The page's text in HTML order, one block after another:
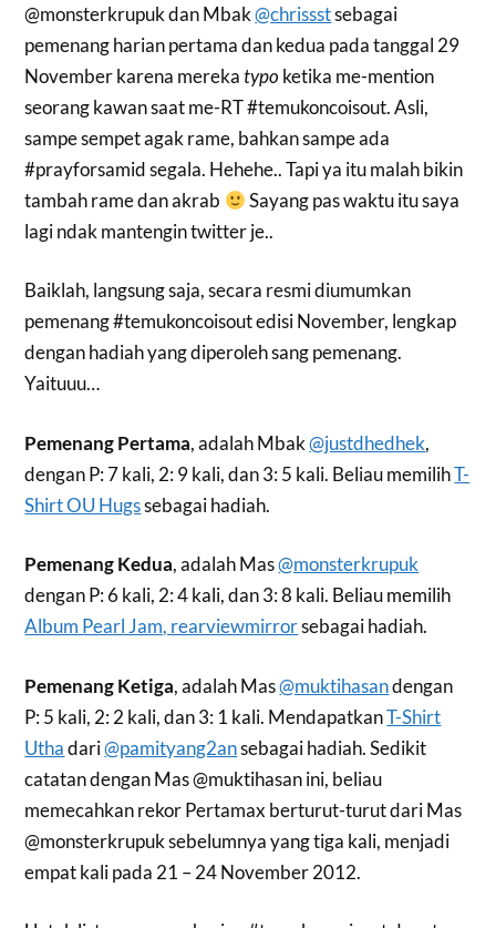
@monsterkrupuk dan Mbak@chrissstsebagai
pemenang harian pertama dan kedua pada tanggal 29
November karena merekatypo ketika me-mention
seorang kawan saat me-RT #temukoncoisout. Asli,
sampe sempet agak rame, bahkan sampe ada
#prayforsamid segala. Hehehe.. Tapi ya itu malah bikin
tambah rame dan akrab
Sayang pas waktu itu saya
lagi ndak mantengin twitter je..
Baiklah, langsung saja, secara resmi diumumkan
pemenang #temukoncoisout edisi November, lengkap
dengan hadiah yang diperoleh sang pemenang.
Yaituuu…
Pemenang Pertama, adalah Mbak@justdhedhek,
dengan P: 7 kali, 2: 9 kali, dan 3: 5 kali. Beliau memilihT-
Shirt OU Hugssebagai hadiah.
Pemenang Kedua, adalah Mas@monsterkrupuk
dengan P: 6 kali, 2: 4 kali, dan 3: 8 kali. Beliau memilih
Album Pearl Jam, rearviewmirrorsebagai hadiah.
Pemenang Ketiga, adalah Mas@muktihasandengan
P: 5 kali, 2: 2 kali, dan 3: 1 kali. MendapatkanT-Shirt
Uthadari@pamityang2ansebagai hadiah. Sedikit
catatan dengan Mas @muktihasan ini, beliau
memecahkan rekor Pertamax berturut-turut dari Mas
@monsterkrupuk sebelumnya yang tiga kali, menjadi
empat kali pada 21 – 24 November 2012.